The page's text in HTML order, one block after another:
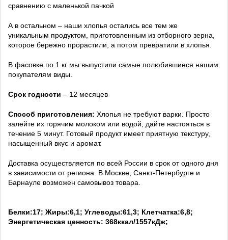
сравнению с маленькой пачкой
А в остальном – наши хлопья остались все тем же
уникальным продуктом, приготовленным из отборного зерна,
которое бережно прорастили, а потом превратили в хлопья.
В фасовке по 1 кг мы выпустили самые полюбившиеся нашим
покупателям виды.
Срок годности – 12 месяцев
Способ приготовления: Хлопья не требуют варки. Просто
залейте их горячим молоком или водой, дайте настояться в
течение 5 минут. Готовый продукт имеет приятную текстуру,
насыщенный вкус и аромат.
Доставка осуществляется по всей России в срок от одного дня
в зависимости от региона. В Москве, Санкт-Петербурге и
Барнауле возможен самовывоз товара.
Белки:17; Жиры:6,1; Углеводы:61,3; Клетчатка:6,8;
Энергетическая ценность: 368ккал/1557кДж;